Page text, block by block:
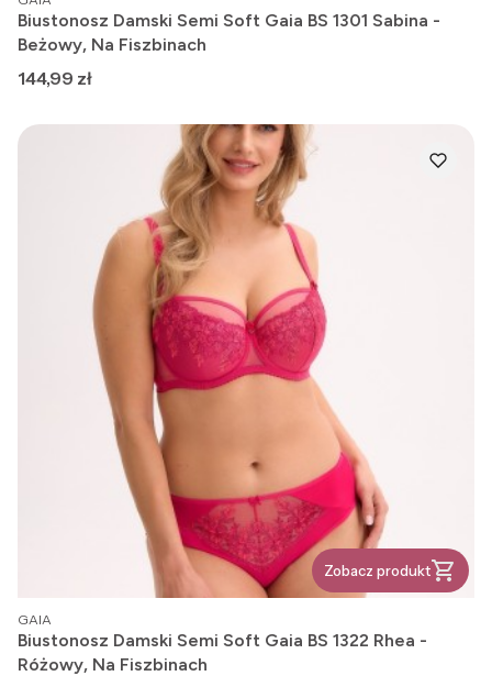
Biustonosz Damski Semi Soft Gaia BS 1301 Sabina -
Beżowy, Na Fiszbinach
Cena
144,99 zł
Zobacz produkt
PRODUCENT
GAIA
Biustonosz Damski Semi Soft Gaia BS 1322 Rhea -
Różowy, Na Fiszbinach